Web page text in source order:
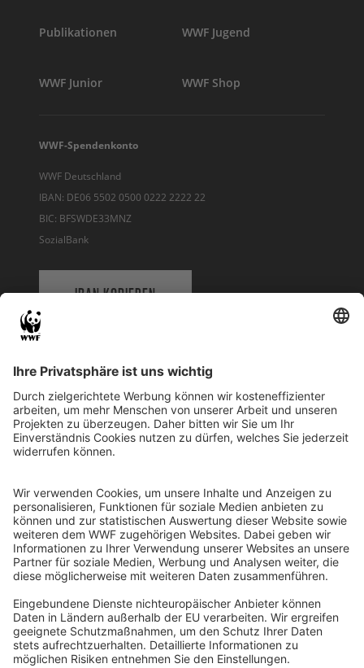
Publikationen WWF Jugend
WWF Junior WWF Shop
WWF-Spendenkonto
WWF Deutschland
IBAN: DE06 5502 0500 0222 2222 22
BIC: BFSWDE33MNZ
SozialBank
IBAN KOPIEREN
WWF Deutschland
Reinhardtstr. 18
10117 Berlin
Ihre Spende kann steuerlich geltend gemacht werden
Registriert als Stiftung WWF Deutschland, Senatsverwaltung für
Justiz Berlin, Az: 3416/976/2
Umsatzsteuer-Identifikationsnummer: DE 114236103
Freistellungsbescheid: Als gemeinnützige Körperschaft befreit
von der Körperschaftssteuer gem. §5 I 9 KStg. unter der
Steuernummer 27/641/09321